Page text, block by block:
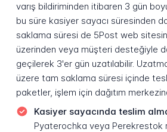
varış bildiriminden itibaren 3 gün
bu süre kasiyer sayacı süresinden
saklama süresi de 5Post web
üzerinden veya müşteri desteğiyle
geçilerek 3'er gün uzatılabilir.
üzere tam saklama süresi içinde
paketler, işlem için dağıtım
Kasiyer sayacında teslim
Pyaterochka veya Perekrestok